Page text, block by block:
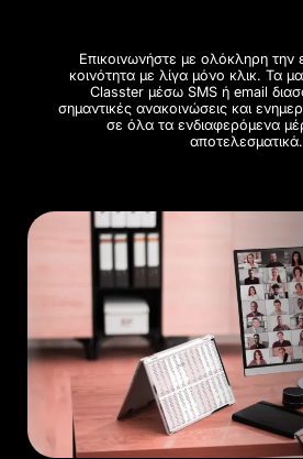
Επικοινωνήστε με ολόκληρη την
κοινότητα με λίγα μόνο κλικ. Τα
Classter μέσω SMS ή email
σημαντικές ανακοινώσεις και
σε όλα τα ενδιαφερόμενα
αποτελεσματικά.